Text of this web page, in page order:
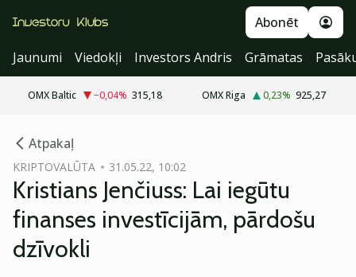
Abonēt
Jaunumi
Viedokļi Investors Andris Grāmatas
OMX Baltic −0,04% 315,18 OMX Riga 0,23% 925,27
Atpakaļ
KRIPTOVALŪTA 31.05.22, 10:02
Kristians Jenčiuss: Lai iegūtu
finanses investīcijām, pārdošu
dzīvokli